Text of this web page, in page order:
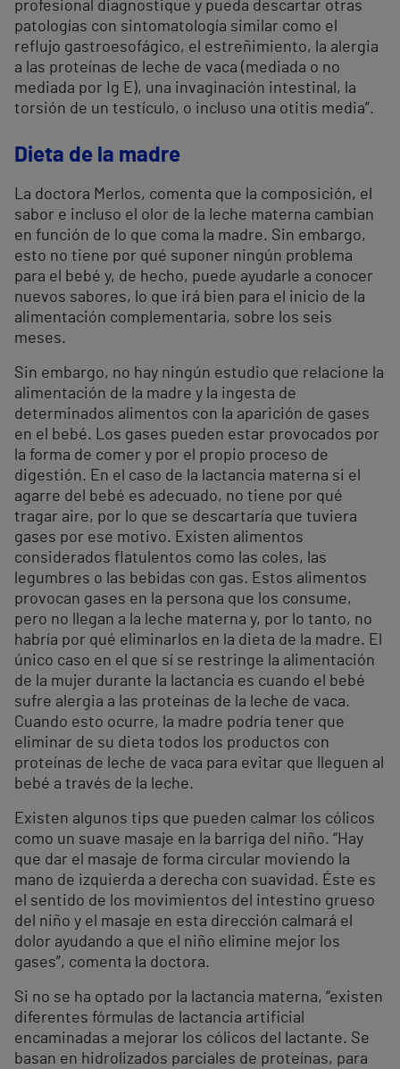
profesional diagnostique y pueda descartar otras
patologías con sintomatología similar como el
reflujo gastroesofágico, el estreñimiento, la alergia
a las proteínas de leche de vaca (mediada o no
mediada por Ig E), una invaginación intestinal, la
torsión de un testículo, o incluso una otitis media”.
Dieta de la madre
La doctora Merlos, comenta que la composición, el
sabor e incluso el olor de la leche materna cambian
en función de lo que coma la madre. Sin embargo,
esto no tiene por qué suponer ningún problema
para el bebé y, de hecho, puede ayudarle a conocer
nuevos sabores, lo que irá bien para el inicio de la
alimentación complementaria, sobre los seis
meses.
Sin embargo, no hay ningún estudio que relacione la
alimentación de la madre y la ingesta de
determinados alimentos con la aparición de gases
en el bebé. Los gases pueden estar provocados por
la forma de comer y por el propio proceso de
digestión. En el caso de la lactancia materna si el
agarre del bebé es adecuado, no tiene por qué
tragar aire, por lo que se descartaría que tuviera
gases por ese motivo. Existen alimentos
considerados flatulentos como las coles, las
legumbres o las bebidas con gas. Estos alimentos
provocan gases en la persona que los consume,
pero no llegan a la leche materna y, por lo tanto, no
habría por qué eliminarlos en la dieta de la madre. El
único caso en el que sí se restringe la alimentación
de la mujer durante la lactancia es cuando el bebé
sufre alergia a las proteínas de la leche de vaca.
Cuando esto ocurre, la madre podría tener que
eliminar de su dieta todos los productos con
proteínas de leche de vaca para evitar que lleguen al
bebé a través de la leche.
Existen algunos tips que pueden calmar los cólicos
como un suave masaje en la barriga del niño. “Hay
que dar el masaje de forma circular moviendo la
mano de izquierda a derecha con suavidad. Éste es
el sentido de los movimientos del intestino grueso
del niño y el masaje en esta dirección calmará el
dolor ayudando a que el niño elimine mejor los
gases”, comenta la doctora.
Si no se ha optado por la lactancia materna, “existen
diferentes fórmulas de lactancia artificial
encaminadas a mejorar los cólicos del lactante. Se
basan en hidrolizados parciales de proteínas, para